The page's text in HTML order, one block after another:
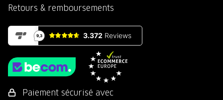
Retours & remboursements
Paiement sécurisé avec